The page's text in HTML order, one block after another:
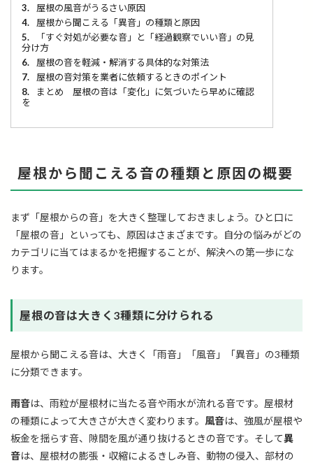
3.
屋根の風音がうるさい原因
4.
屋根から聞こえる「異音」の種類と原因
5.
「すぐ対処が必要な音」と「経過観察でいい音」の見
分け方
6.
屋根の音を軽減・解消する具体的な対策法
7.
屋根の音対策を業者に依頼するときのポイント
8.
まとめ 屋根の音は「変化」に気づいたら早めに確認
を
屋根から聞こえる音の種類と原因の概要
まず「屋根からの音」を大きく整理しておきましょう。ひと口に
「屋根の音」といっても、原因はさまざまです。自分の悩みがどの
カテゴリに当てはまるかを把握することが、解決への第一歩にな
ります。
屋根の音は大きく3種類に分けられる
屋根から聞こえる音は、大きく「雨音」「風音」「異音」の3種類
に分類できます。
雨音は、雨粒が屋根材に当たる音や雨水が流れる音です。屋根材
の種類によって大きさが大きく変わります。 風音は、強風が屋根や
板金を揺らす音、隙間を風が通り抜けるときの音です。そして異
音は、屋根材の膨張・収縮によるきしみ音、動物の侵入、部材の